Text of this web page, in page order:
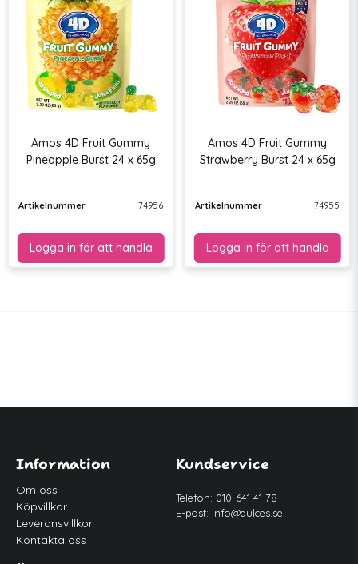
Amos 4D Fruit Gummy
Pineapple Burst 24 x 65g
Artikelnummer 74956
Amos 4D Fruit Gummy
Strawberry Burst 24 x 65g
Artikelnummer 74955
Information
Om oss
Köpvillkor
Leveransvillkor
Kontakta oss
Kundservice
Telefon: 010-641 41 78
E-post: info@dulces.se